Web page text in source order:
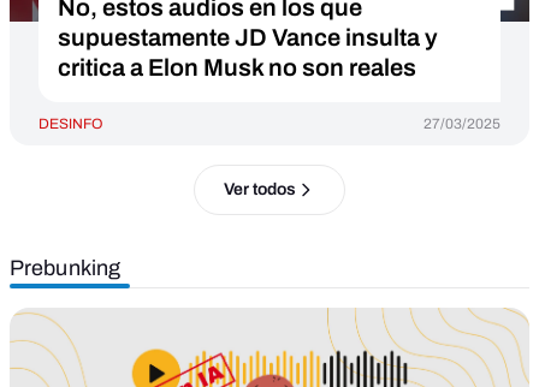
No, estos audios en los que
supuestamente JD Vance insulta y
critica a Elon Musk no son reales
DESINFO 27/03/2025
Ver todos
Prebunking